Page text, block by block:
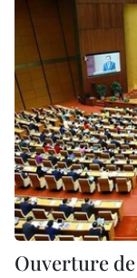
Ouverture de